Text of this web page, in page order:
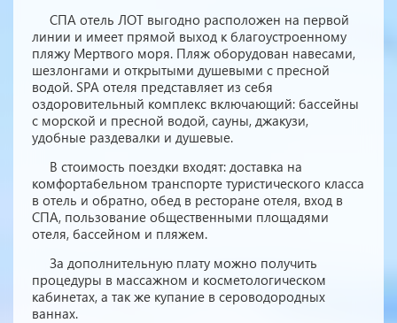
СПА отель ЛОТ выгодно расположен на первой
линии и имеет прямой выход к благоустроенному
пляжу Мертвого моря. Пляж оборудован навесами,
шезлонгами и открытыми душевыми с пресной
водой. SPA отеля представляет из себя
оздоровительный комплекс включающий: бассейны
с морской и пресной водой, сауны, джакузи,
удобные раздевалки и душевые.
В стоимость поездки входят: доставка на
комфортабельном транспорте туристического класса
в отель и обратно, обед в ресторане отеля, вход в
СПА, пользование общественными площадями
отеля, бассейном и пляжем.
За дополнительную плату можно получить
процедуры в массажном и косметологическом
кабинетах, а так же купание в сероводородных
ваннах.